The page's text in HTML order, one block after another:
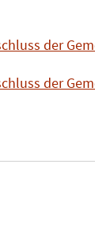
der
der